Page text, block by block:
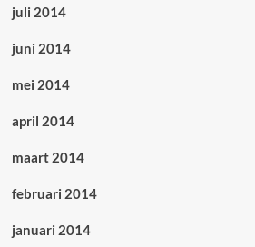
juli 2014
juni 2014
mei 2014
april 2014
maart 2014
februari 2014
januari 2014